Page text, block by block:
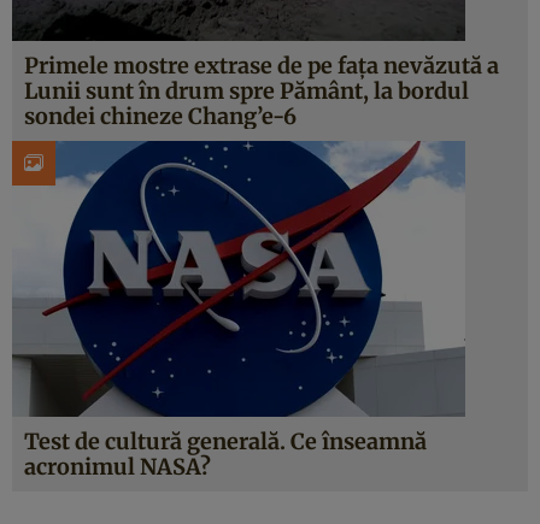
Primele mostre extrase de pe fața nevăzută a
Lunii sunt în drum spre Pământ, la bordul
sondei chineze Chang’e-6
Test de cultură generală. Ce înseamnă
acronimul NASA?